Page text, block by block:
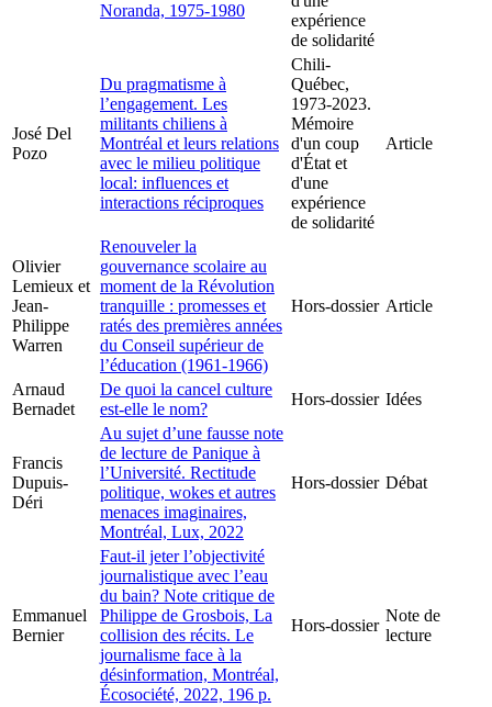
Noranda, 1975-1980
expérience
de solidarité
José Del
Pozo
Du pragmatisme à
l’engagement. Les
militants chiliens à
Montréal et leurs relations
avec le milieu politique
local: influences et
interactions réciproques
Chili-
Québec,
1973-2023.
Mémoire
d'un coup
d'État et
d'une
expérience
de solidarité
Article
Olivier
Lemieux et
Jean-
Philippe
Warren
Renouveler la
gouvernance scolaire au
moment de la Révolution
tranquille : promesses et
ratés des premières années
du Conseil supérieur de
l’éducation (1961-1966)
Hors-dossier Article
Arnaud
Bernadet
De quoi la cancel culture
est-elle le nom?
Hors-dossier Idées
Francis
Dupuis-
Déri
Au sujet d’une fausse note
de lecture de Panique à
l’Université. Rectitude
politique, wokes et autres
menaces imaginaires,
Montréal, Lux, 2022
Hors-dossier Débat
Emmanuel
Bernier
Faut-il jeter l’objectivité
journalistique avec l’eau
du bain? Note critique de
Philippe de Grosbois, La
collision des récits. Le
journalisme face à la
désinformation, Montréal,
Écosociété, 2022, 196 p.
Hors-dossier
Note de
lecture